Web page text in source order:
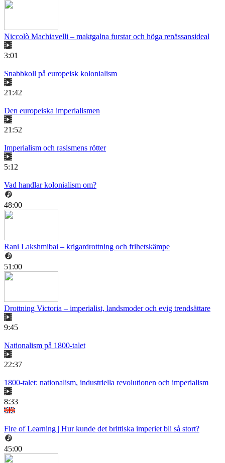
Niccolò Machiavelli – maktgalna furstar och höga renässansideal
3:01
Snabbkoll på europeisk kolonialism
21:42
Den europeiska imperialismen
21:52
Imperialism och rasismens rötter
5:12
Vad handlar kolonialism om?
48:00
Rani Lakshmibai – krigardrottning och frihetskämpe
51:00
Drottning Victoria – imperialist, landsmoder och evig trendsättare
9:45
Nationalism på 1800-talet
22:37
1800-talet: nationalism, industriella revolutionen och imperialism
8:33
Fire of Learning | Hur kunde det brittiska imperiet bli så stort?
45:00